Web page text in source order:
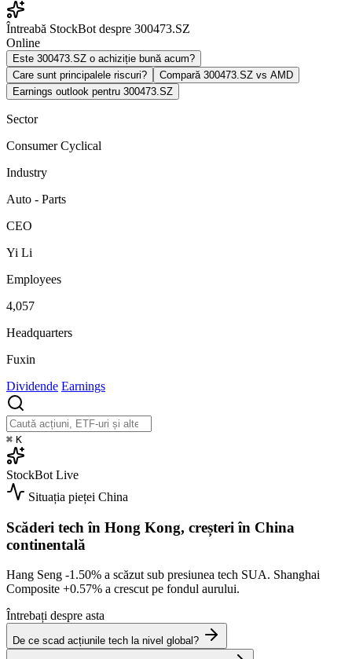
Întreabă StockBot despre 300473.SZ
Online
Este 300473.SZ o achiziție bună acum?
Care sunt principalele riscuri?
Compară 300473.SZ vs AMD
Earnings outlook pentru 300473.SZ
Sector
Consumer Cyclical
Industry
Auto - Parts
CEO
Yi Li
Employees
4,057
Headquarters
Fuxin
Dividende Earnings
⌘ K
StockBot Live
Situația pieței China
Scăderi tech în Hong Kong, creșteri în China
continentală
Hang Seng -1.50% a scăzut sub presiunea tech SUA. Shanghai
Composite +0.57% a crescut pe fondul aurului.
Întrebați despre asta
De ce scad acțiunile tech la nivel global?